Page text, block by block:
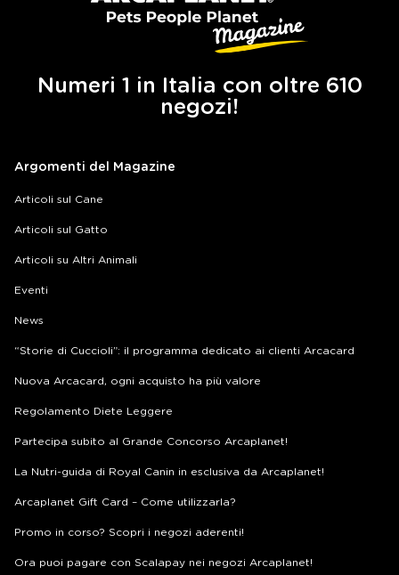
Numeri 1 in Italia con oltre 610
negozi!
Argomenti del Magazine
Articoli sul Cane
Articoli sul Gatto
Articoli su Altri Animali
Eventi
News
“Storie di Cuccioli”: il programma dedicato ai clienti Arcacard
Nuova Arcacard, ogni acquisto ha più valore
Regolamento Diete Leggere
Partecipa subito al Grande Concorso Arcaplanet!
La Nutri-guida di Royal Canin in esclusiva da Arcaplanet!
Arcaplanet Gift Card – Come utilizzarla?
Promo in corso? Scopri i negozi aderenti!
Ora puoi pagare con Scalapay nei negozi Arcaplanet!